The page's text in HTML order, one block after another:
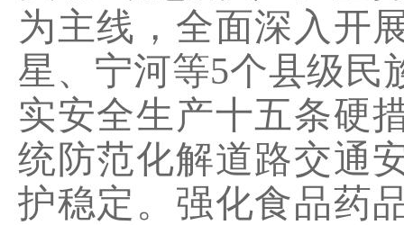
为主线，全面深入开
星、宁河等5个县级民
实安全生产十五条硬
统防范化解道路交通
护稳定。强化食品药